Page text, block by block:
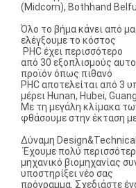
(Midcom), Bothhand
Όλο το βήμα κάνει από
ελέγξουμε το κόστος
PHC έχει περισσότερο
από 30 εξοπλισμούς
προϊόν όπως πιθανό
PHC αποτελείται από 3
μέρει Hunan, Hubei,
Με τη μεγάλη κλίμακα
φθάσουμε στην έκταση
Δύναμη Design&Technical
Έχουμε πολύ
μηχανικό βιομηχανίας
υποστηρίξει νέο σας
πρόγραμμα. Σχεδιάστε